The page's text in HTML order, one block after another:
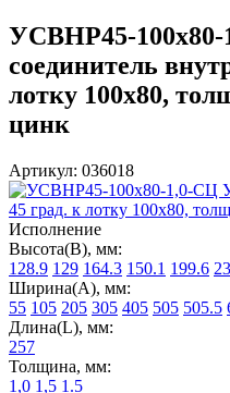
УСВНР45-100х80-
соединитель
лотку 100х80,
цинк
Артикул: 036018
Исполнение
Высота(В), мм:
128.9 129 164.3 150.1 199.6
Ширина(А), мм:
55 105 205 305 405 505 505.5
Длина(L), мм:
257
Толщина, мм:
1,0 1,5 1.5